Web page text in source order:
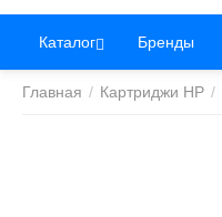
Каталог Бренды
Главная / Картриджи HP /